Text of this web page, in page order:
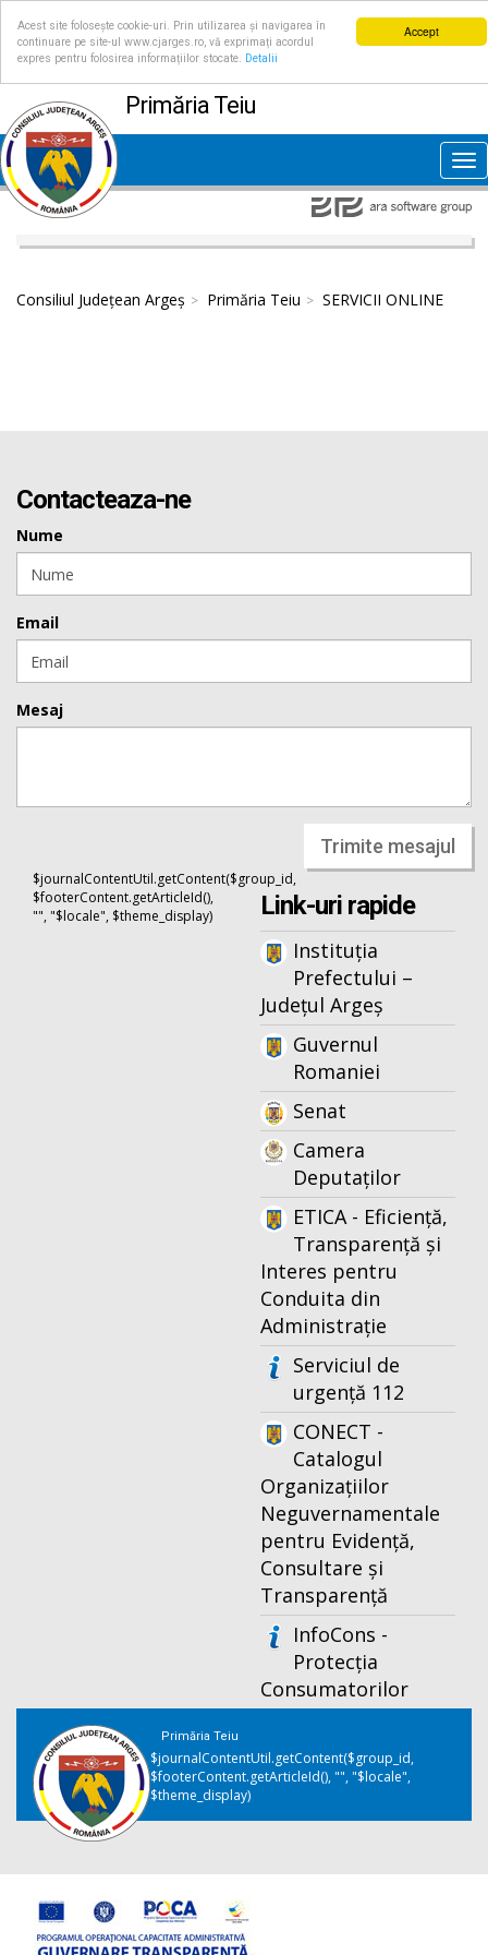
Accept
Acest site folosește cookie-uri. Prin utilizarea și navigarea în
continuare pe site-ul www.cjarges.ro, vă exprimați acordul
expres pentru folosirea informațiilor stocate.
Detalii
Primăria Teiu
Consiliul Județean Argeș Primăria Teiu SERVICII ONLINE
Contacteaza-ne
Nume
Email
Mesaj
Trimite mesajul
$journalContentUtil.getContent($group_id,
$footerContent.getArticleId(),
"", "$locale", $theme_display)
Link-uri rapide
Instituția
Prefectului –
Județul Argeș
Guvernul
Romaniei
Senat
Camera
Deputaților
ETICA - Eficiență,
Transparență și
Interes pentru
Conduita din
Administrație
Serviciul de
urgență 112
CONECT -
Catalogul
Organizațiilor
Neguvernamentale
pentru Evidență,
Consultare și
Transparență
InfoCons -
Protecția
Consumatorilor
Primăria Teiu
$journalContentUtil.getContent($group_id,
$footerContent.getArticleId(), "", "$locale",
$theme_display)